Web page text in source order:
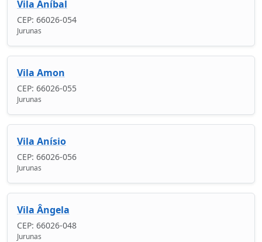
Vila Aníbal
CEP: 66026-054
Jurunas
Vila Amon
CEP: 66026-055
Jurunas
Vila Anísio
CEP: 66026-056
Jurunas
Vila Ângela
CEP: 66026-048
Jurunas